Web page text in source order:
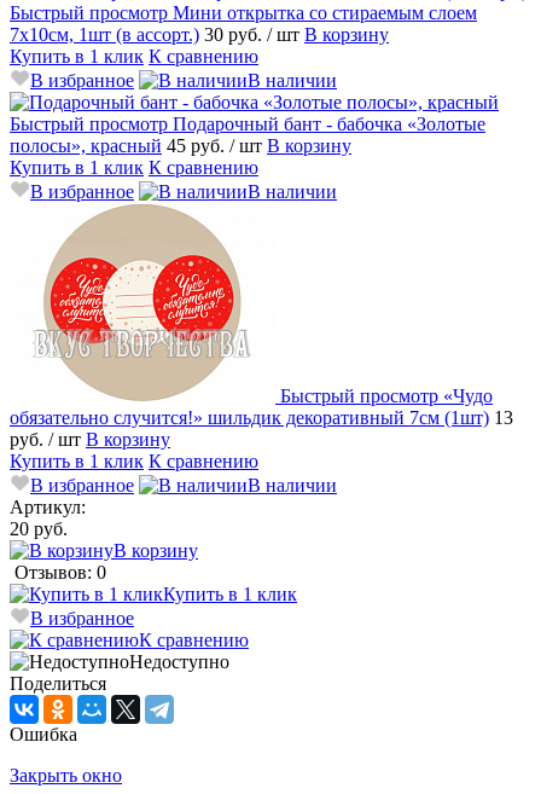
Быстрый просмотр Мини открытка со стираемым слоем
7х10см, 1шт (в ассорт.) 30 руб. / шт В корзину
Купить в 1 клик К сравнению
В избранное
В наличии
Быстрый просмотр Подарочный бант - бабочка «Золотые
полосы», красный 45 руб. / шт В корзину
Купить в 1 клик К сравнению
В избранное
В наличии
Быстрый просмотр «Чудо
обязательно случится!» шильдик декоративный 7см (1шт) 13
руб. / шт В корзину
Купить в 1 клик К сравнению
В избранное
В наличии
Артикул:
20 руб.
В корзину
Отзывов: 0
Купить в 1 клик
В избранное
К сравнению
Недоступно
Поделиться
Ошибка
Закрыть окно